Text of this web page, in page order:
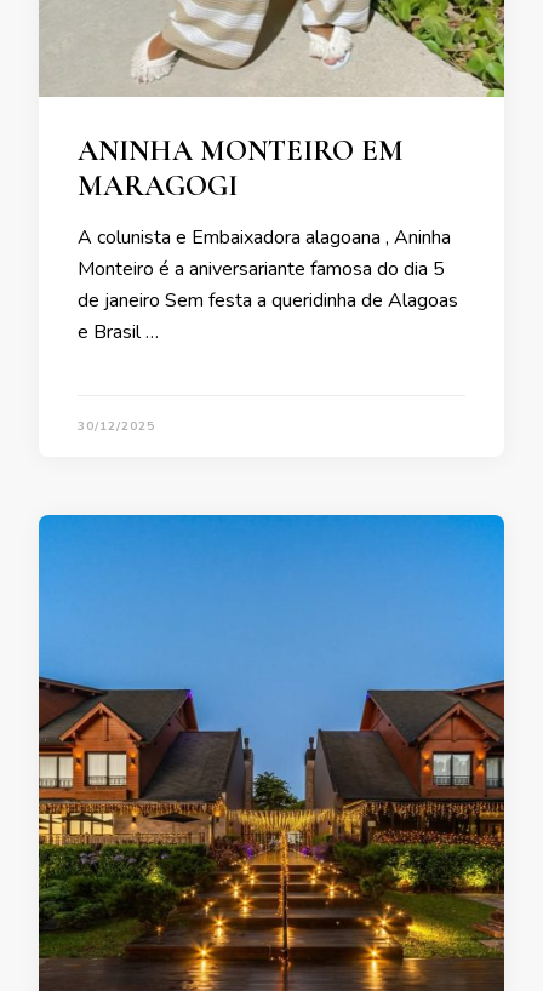
ANINHA MONTEIRO EM
MARAGOGI
A colunista e Embaixadora alagoana , Aninha
Monteiro é a aniversariante famosa do dia 5
de janeiro Sem festa a queridinha de Alagoas
e Brasil …
30/12/2025